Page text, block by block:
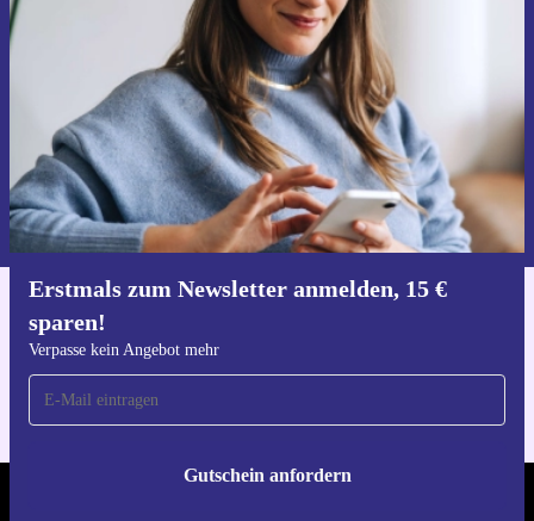
Erstmals zum Newsletter anmelden, 15 €
sparen!
Verpasse kein Angebot mehr
Gutschein anfordern
Verpasse kein Angebot mehr.
Gutschein anfordern
Informationen über die Verwendung personenbezogener Daten findest
du in unsererDatenschutzerklärung.
Für iOS und Android